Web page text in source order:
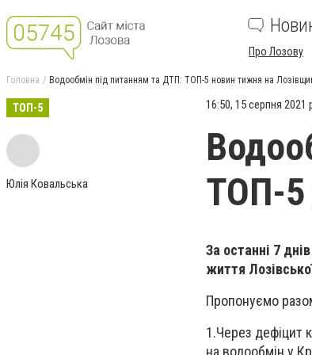
Про Лозову
Головна Водообмін під питанням та ДТП: ТОП-5 новин тижня на
ТОП-5
Юлія Ковальська
16:50, 15 серпня 2021
ТОП-5
За останні 7
життя
Пропонуємо
1.Через дефіцит